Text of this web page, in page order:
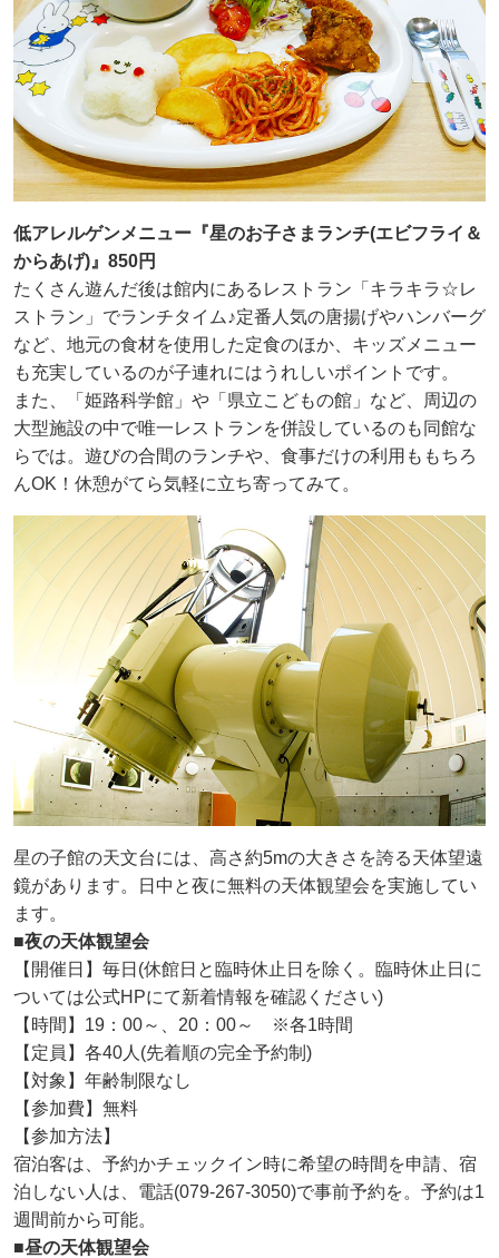
低アレルゲンメニュー『星のお子さまランチ(エビフライ＆
からあげ)』850円
たくさん遊んだ後は館内にあるレストラン「キラキラ☆レ
ストラン」でランチタイム♪定番人気の唐揚げやハンバーグ
など、地元の食材を使用した定食のほか、キッズメニュー
も充実しているのが子連れにはうれしいポイントです。
また、「姫路科学館」や「県立こどもの館」など、周辺の
大型施設の中で唯一レストランを併設しているのも同館な
らでは。遊びの合間のランチや、食事だけの利用ももちろ
んOK！休憩がてら気軽に立ち寄ってみて。
星の子館の天文台には、高さ約5mの大きさを誇る天体望遠
鏡があります。日中と夜に無料の天体観望会を実施してい
ます。
■夜の天体観望会
【開催日】毎日(休館日と臨時休止日を除く。臨時休止日に
ついては公式HPにて新着情報を確認ください)
【時間】19：00～、20：00～ ※各1時間
【定員】各40人(先着順の完全予約制)
【対象】年齢制限なし
【参加費】無料
【参加方法】
宿泊客は、予約かチェックイン時に希望の時間を申請、宿
泊しない人は、電話(079-267-3050)で事前予約を。予約は1
週間前から可能。
■昼の天体観望会